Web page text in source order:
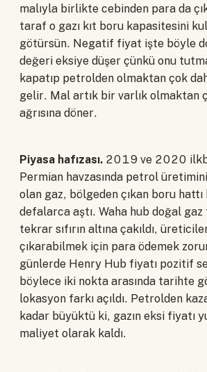
malıyla birlikte cebinden para da
taraf o gazı kıt boru kapasitesini
götürsün. Negatif fiyat işte böyle
değeri eksiye düşer çünkü onu
kapatıp petrolden olmaktan çok
gelir. Mal artık bir varlık olmaktan
ağrısına döner.
Piyasa hafızası. 2019 ve 2020
Permian havzasında petrol
olan gaz, bölgeden çıkan boru
defalarca aştı. Waha hub doğal
tekrar sıfırın altına çakıldı,
çıkarabilmek için para ödemek
günlerde Henry Hub fiyatı pozitif
böylece iki nokta arasında tarihte
lokasyon farkı açıldı. Petrolden
kadar büyüktü ki, gazın eksi fiyatı
maliyet olarak kaldı.